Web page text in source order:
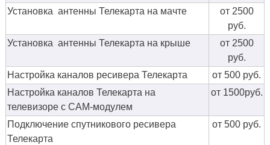
Установка антенны Телекарта на мачте
от 2500
руб.
Установка антенны Телекарта на крыше
от 2500
руб.
Настройка каналов ресивера Телекарта
от 500 руб.
Настройка каналов Телекарта на
телевизоре с CAM-модулем
от 1500руб.
Подключение спутникового ресивера
Телекарта
от 500 руб.